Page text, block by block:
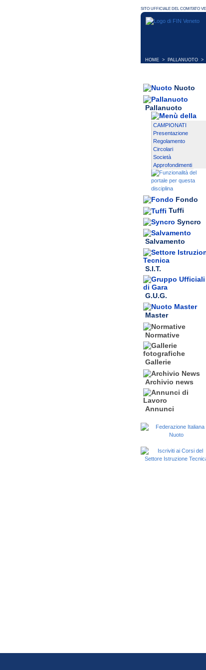
HOME > PALLANUOTO >
Nuoto
Pallanuoto
CAMPIONATI
Presentazione
Regolamento
Circolari
Società
Approfondimenti
Fondo
Tuffi
Syncro
Salvamento
S.I.T.
G.U.G.
Master
Normative
Gallerie
Archivio news
Annunci